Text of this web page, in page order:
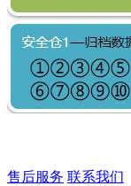
售后服务 联系我们